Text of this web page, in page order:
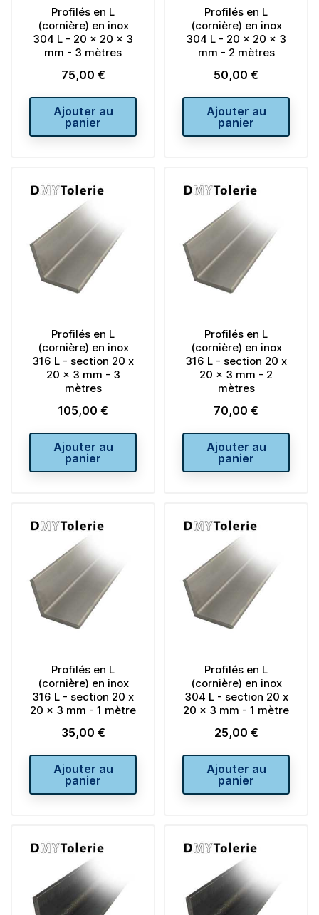
Profilés en L
(cornière) en inox
304 L - 20 x 20 x 3
mm - 3 mètres
Prix
75,00 €
Ajouter au
panier
Profilés en L
(cornière) en inox
304 L - 20 x 20 x 3
mm - 2 mètres
Prix
50,00 €
Ajouter au
panier
Profilés en L
(cornière) en inox
316 L - section 20 x
20 x 3 mm - 3
mètres
Prix
105,00 €
Ajouter au
panier
Profilés en L
(cornière) en inox
316 L - section 20 x
20 x 3 mm - 2
mètres
Prix
70,00 €
Ajouter au
panier
Profilés en L
(cornière) en inox
316 L - section 20 x
20 x 3 mm - 1 mètre
Prix
35,00 €
Ajouter au
panier
Profilés en L
(cornière) en inox
304 L - section 20 x
20 x 3 mm - 1 mètre
Prix
25,00 €
Ajouter au
panier